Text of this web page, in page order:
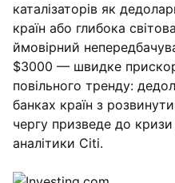
каталізаторів як
країн або глибока
ймовірний
$3000 — швидке
повільного тренду:
банках країн з
чергу призведе до
аналітики Citi.